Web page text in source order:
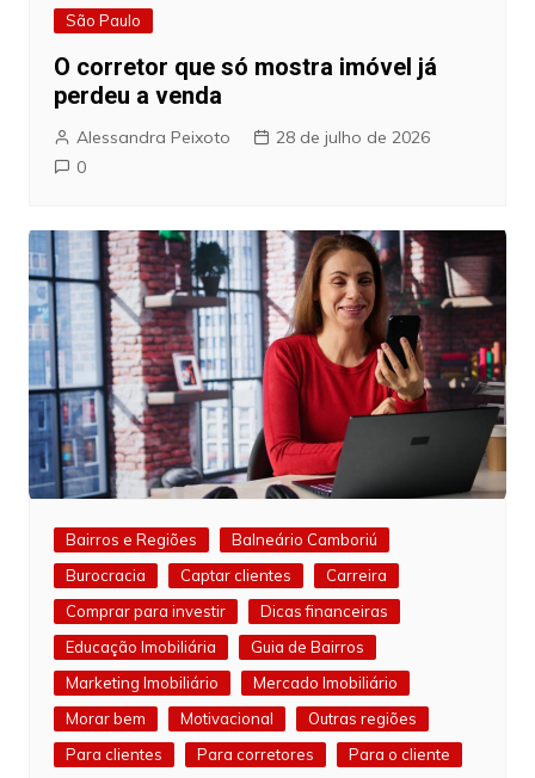
São Paulo
O corretor que só mostra imóvel já
perdeu a venda
Alessandra Peixoto
28 de julho de 2026
0
Bairros e Regiões
Balneário Camboriú
Burocracia
Captar clientes
Carreira
Comprar para investir
Dicas financeiras
Educação Imobiliária
Guia de Bairros
Marketing Imobiliário
Mercado Imobiliário
Morar bem
Motivacional
Outras regiões
Para clientes
Para corretores
Para o cliente